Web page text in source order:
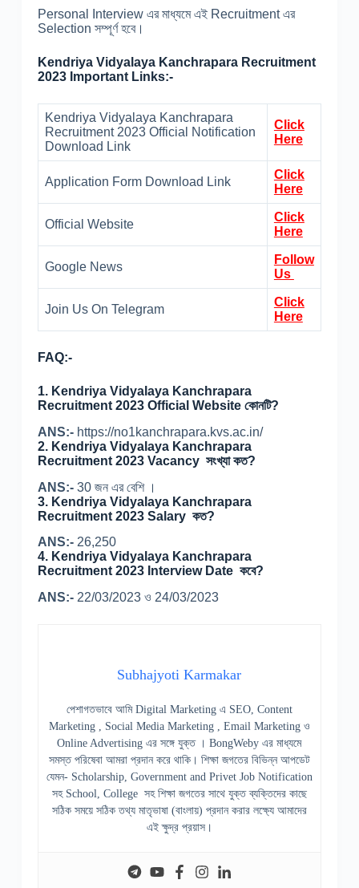
Personal Interview এর মাধ্যমে এই Recruitment এর
Selection সম্পূর্ণ হবে।
Kendriya Vidyalaya Kanchrapara Recruitment
2023 Important Links:-
Kendriya Vidyalaya Kanchrapara
Recruitment 2023 Official Notification
Download Link
Click
Here
Application Form Download Link
Click
Here
Official Website
Click
Here
Google News
Follow
Us
Join Us On Telegram
Click
Here
FAQ:-
1. Kendriya Vidyalaya Kanchrapara
Recruitment 2023 Official Website কোনটি?
ANS:-https://no1kanchrapara.kvs.ac.in/
2. Kendriya Vidyalaya Kanchrapara
Recruitment 2023 Vacancy সংখ্যা কত?
ANS:-30 জন এর বেশি ।
3. Kendriya Vidyalaya Kanchrapara
Recruitment 2023 Salary কত?
ANS:-26,250
4. Kendriya Vidyalaya Kanchrapara
Recruitment 2023 Interview Date কবে?
ANS:-22/03/2023 ও 24/03/2023
Subhajyoti Karmakar
পেশাগতভাবে আমি Digital Marketing এ SEO, Content
Marketing , Social Media Marketing , Email Marketing ও
Online Advertising এর সঙ্গে যুক্ত । BongWeby এর মাধ্যমে
সমস্ত পরিষেবা আমরা প্রদান করে থাকি। শিক্ষা জগতের বিভিন্ন আপডেট
যেমন- Scholarship, Government and Privet Job Notification
সহ School, College সহ শিক্ষা জগতের সাথে যুক্ত ব্যক্তিদের কাছে
সঠিক সময়ে সঠিক তথ্য মাতৃভাষা (বাংলায়) প্রদান করার লক্ষ্যে আমাদের
এই ক্ষুদ্র প্রয়াস।